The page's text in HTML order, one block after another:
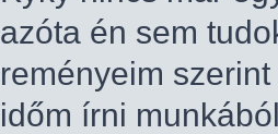
azóta én sem
reményeim
időm írni